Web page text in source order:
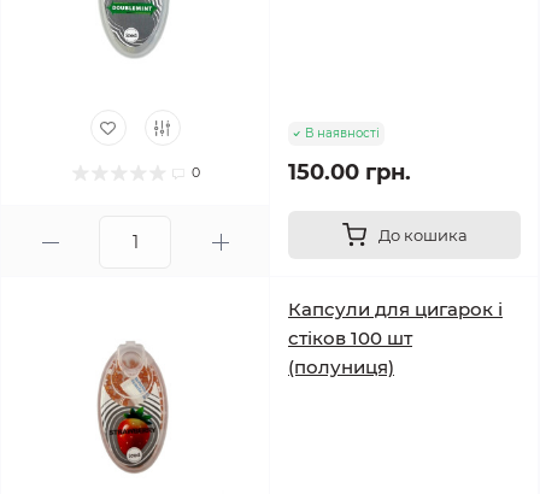
0
В наявності
150.00 грн.
До кошика
Капсули для цигарок і
стіков 100 шт
(полуниця)